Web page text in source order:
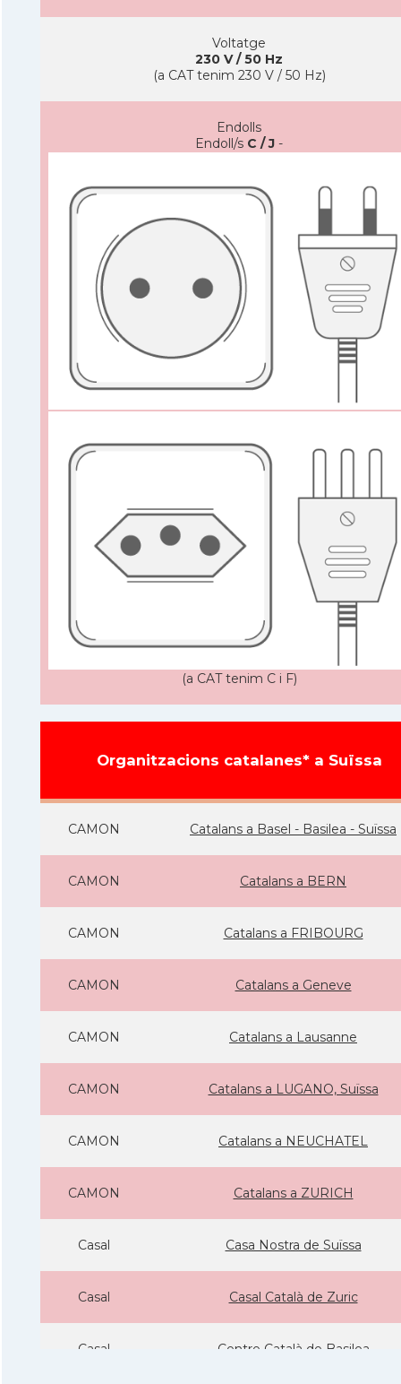
Voltatge
230 V / 50 Hz
(a CAT tenim 230 V / 50 Hz)
Endolls
Endoll/s C / J -
(a CAT tenim C i F)
Organitzacions catalanes* a Suïssa
CAMON Catalans a Basel - Basilea - Suïssa
CAMON Catalans a BERN
CAMON Catalans a FRIBOURG
CAMON Catalans a Geneve
CAMON Catalans a Lausanne
CAMON Catalans a LUGANO, Suïssa
CAMON Catalans a NEUCHATEL
CAMON Catalans a ZURICH
Casal Casa Nostra de Suïssa
Casal Casal Català de Zuric
Casal Centre Català de Basilea